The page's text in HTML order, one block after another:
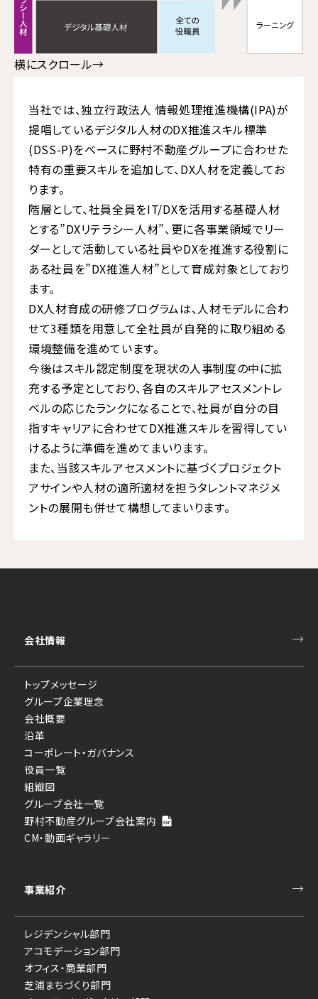
当社では、独立行政法人 情報処理推進機構(IPA)が
提唱しているデジタル人材のDX推進スキル標準
(DSS-P)をベースに野村不動産グループに合わせた
特有の重要スキルを追加して、DX人材を定義してお
ります。
階層として、社員全員をIT/DXを活用する基礎人材
とする”DXリテラシー人材”、更に各事業領域でリー
ダーとして活動している社員やDXを推進する役割に
ある社員を”DX推進人材”として育成対象としており
ます。
DX人材育成の研修プログラムは、人材モデルに合わ
せて3種類を用意して全社員が自発的に取り組める
環境整備を進めています。
今後はスキル認定制度を現状の人事制度の中に拡
充する予定としており、各自のスキルアセスメントレ
ベルの応じたランクになることで、社員が自分の目
指すキャリアに合わせてDX推進スキルを習得してい
けるように準備を進めてまいります。
また、当該スキルアセスメントに基づくプロジェクト
アサインや人材の適所適材を担うタレントマネジメ
ントの展開も併せて構想してまいります。
会社情報
トップメッセージ
グループ企業理念
会社概要
沿革
コーポレート・ガバナンス
役員一覧
組織図
グループ会社一覧
野村不動産グループ会社案内
CM・動画ギャラリー
事業紹介
レジデンシャル部門
アコモデーション部門
オフィス・商業部門
芝浦まちづくり部門